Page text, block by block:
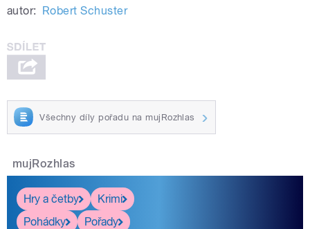
autor: Robert Schuster
Všechny díly pořadu na mujRozhlas
mujRozhlas
Hry a četby
Krimi
Pohádky
Pořady